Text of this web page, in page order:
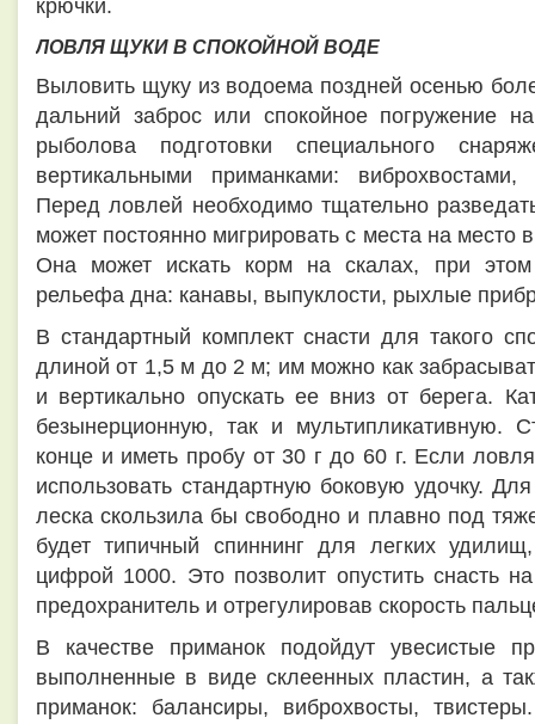
крючки.
ЛОВЛЯ ЩУКИ В СПОКОЙНОЙ ВОДЕ
Выловить щуку из водоема поздней осенью
дальний заброс или спокойное погружение
рыболова подготовки специального
вертикальными приманками:
Перед ловлей необходимо тщательно
может постоянно мигрировать с места на место
Она может искать корм на скалах, при этом
рельефа дна: канавы, выпуклости, рыхлые
В стандартный комплект снасти для такого
длиной от 1,5 м до 2 м; им можно как
и вертикально опускать ее вниз от берега.
безынерционную, так и мультипликативную.
конце и иметь пробу от 30 г до 60 г. Если
использовать стандартную боковую удочку.
леска скользила бы свободно и плавно под
будет типичный спиннинг для легких
цифрой 1000. Это позволит опустить снасть
предохранитель и отрегулировав скорость
В качестве приманок подойдут увесистые
выполненные в виде склеенных пластин, а
приманок: балансиры, виброхвосты,